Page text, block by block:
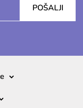
POŠALJI